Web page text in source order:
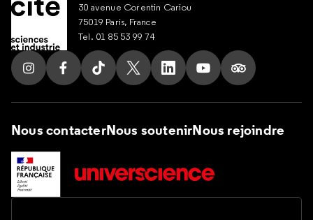
30 avenue Corentin Cariou
75019 Paris, France
Tel. 01 85 53 99 74
Suivez nous sur Instagram
Suivez nous sur Facebook
Suivez nous sur Tik Tok
Suivez nous sur X
Suivez nous sur LinkedIn
Suivez nous sur
Suivez nous
Nous contacterNous soutenirNous rejoindre